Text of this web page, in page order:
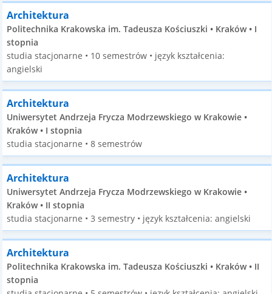
Architektura
Politechnika Krakowska im. Tadeusza Kościuszki • Kraków • I
stopnia
studia stacjonarne • 10 semestrów • język kształcenia:
angielski
Architektura
Uniwersytet Andrzeja Frycza Modrzewskiego w Krakowie •
Kraków • I stopnia
studia stacjonarne • 8 semestrów
Architektura
Uniwersytet Andrzeja Frycza Modrzewskiego w Krakowie •
Kraków • II stopnia
studia stacjonarne • 3 semestry • język kształcenia: angielski
Architektura
Politechnika Krakowska im. Tadeusza Kościuszki • Kraków • II
stopnia